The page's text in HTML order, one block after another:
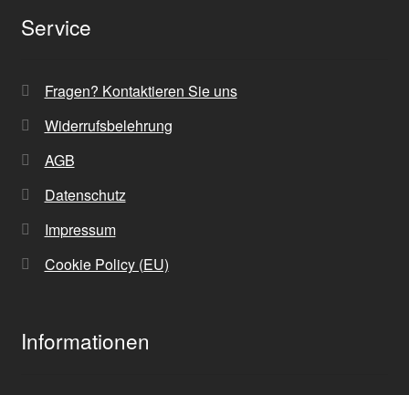
Service
Fragen? Kontaktieren Sie uns
Widerrufsbelehrung
AGB
Datenschutz
Impressum
Cookie Policy (EU)
Informationen